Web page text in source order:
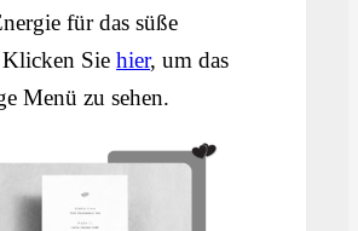
für das süße
Klicken Siehier, um das
Menü zu sehen.